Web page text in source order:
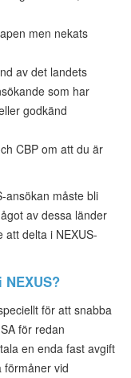
men nekats
av det landets
som har
godkänd
CBP om att du är
ansökan måste bli
av dessa länder
delta i NEXUS-
för att snabba
för redan
en enda fast avgift
förmåner vid